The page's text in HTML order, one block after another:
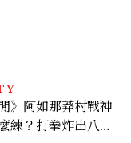
》阿如那莽村戰神
練？打拳炸出八塊